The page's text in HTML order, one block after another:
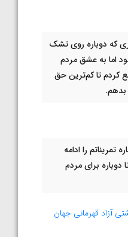
که دوباره روی تشک
اما به عشق مردم
کردم تا کم‌ترین حق
بدهم.
تمریناتم را ادامه
دوباره برای مردم
آزاد قهرمانی جهان